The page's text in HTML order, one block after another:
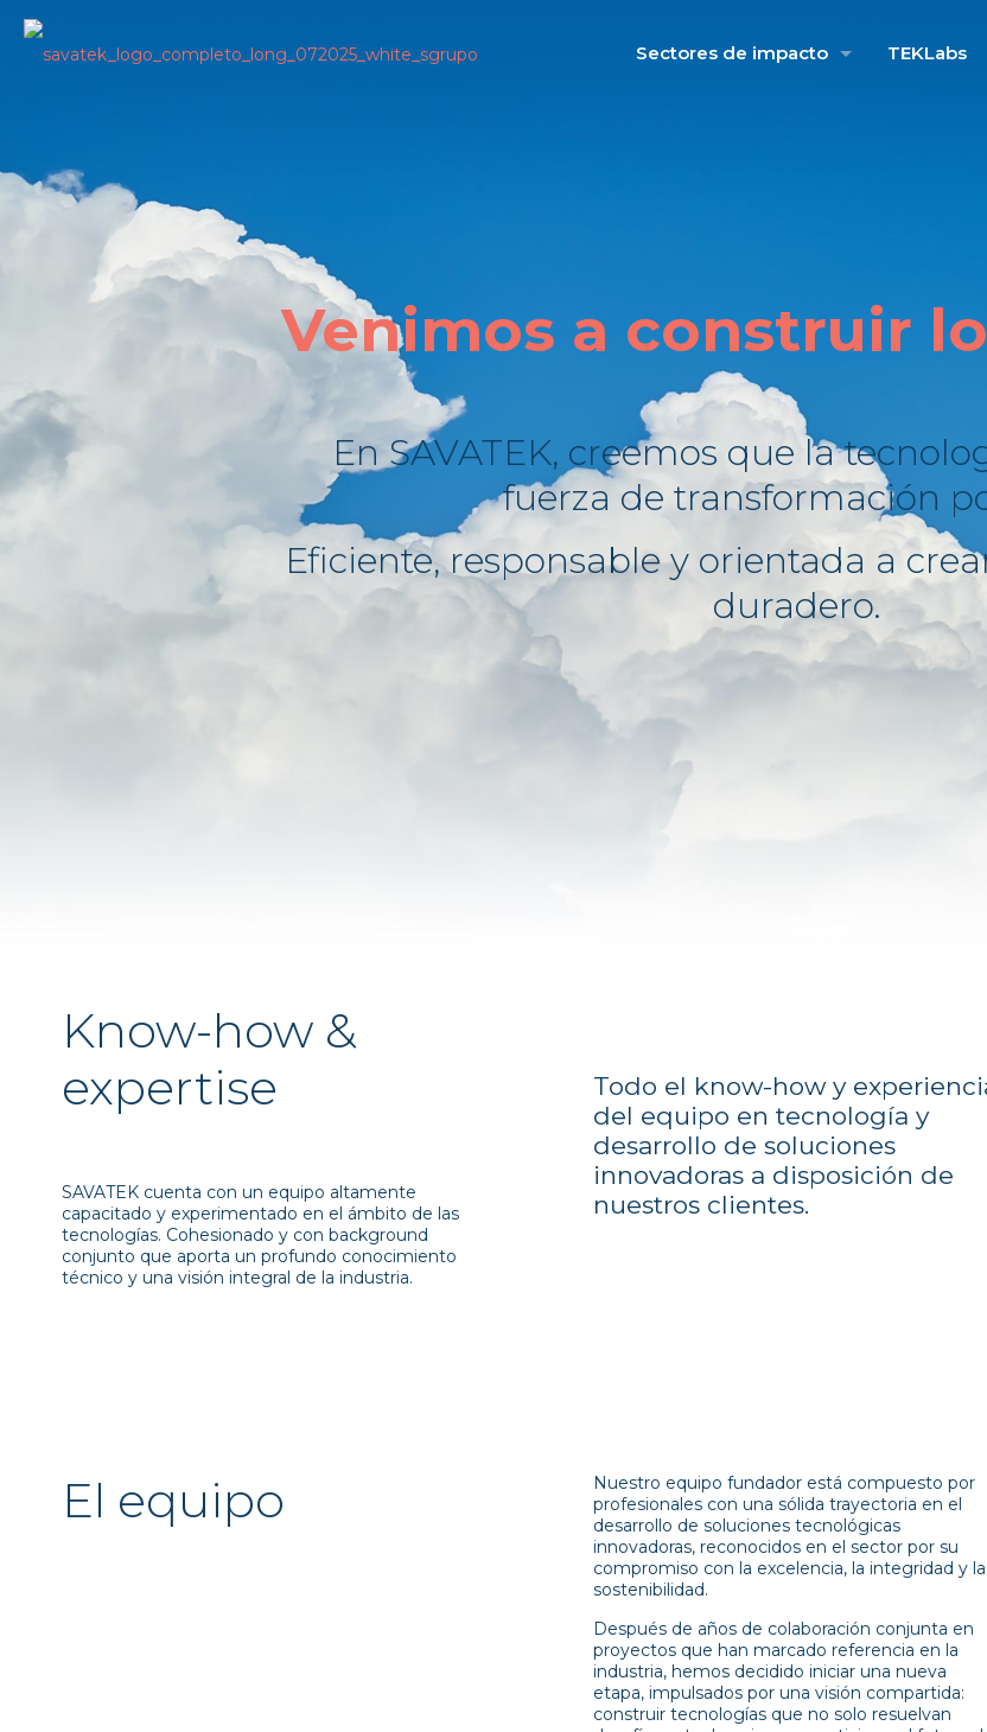
Sectores de impacto TEKLabs
Venimos a construir
En SAVATEK, creemos que la
fuerza de transformación
Eficiente, responsable y orientada a
duradero.
Know-how &
expertise
SAVATEK cuenta con un equipo altamente
capacitado y experimentado en el ámbito de las
tecnologías. Cohesionado y con background
conjunto que aporta un profundo conocimiento
técnico y una visión integral de la industria.
Todo el know-how y
del equipo en tecnología y
desarrollo de soluciones
innovadoras a disposición de
nuestros clientes.
El equipo
Nuestro equipo fundador está compuesto por
profesionales con una sólida trayectoria en el
desarrollo de soluciones tecnológicas
innovadoras, reconocidos en el sector por su
compromiso con la excelencia, la integridad y la
sostenibilidad.
Después de años de colaboración conjunta en
proyectos que han marcado referencia en la
industria, hemos decidido iniciar una nueva
etapa, impulsados por una visión compartida:
construir tecnologías que no solo resuelvan